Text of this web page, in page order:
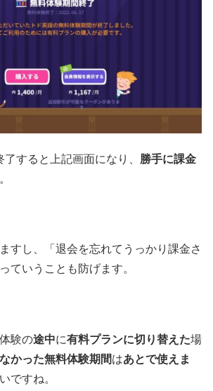
すると上記画面になり、 勝手に課金
すし、「退会を忘れてうっかり課金さ
ていうことも防げます。
験の途中に有料プランに切り替えた場
かった無料体験期間はあとで使えま
ですね。